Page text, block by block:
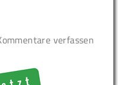
verfassen